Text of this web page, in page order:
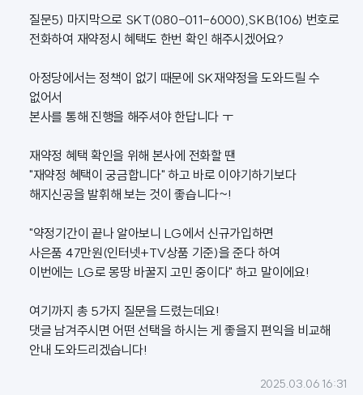
질문5) 마지막으로 SKT(080-011-6000),SKB(106) 번호로
전화하여 재약정시 혜택도 한번 확인 해주시겠어요?
아정당에서는 정책이 없기 때문에 SK재약정을 도와드릴 수
없어서
본사를 통해 진행을 해주셔야 한답니다 ㅜ
재약정 혜택 확인을 위해 본사에 전화할 땐
"재약정 혜택이 궁금합니다" 하고 바로 이야기하기보다
해지신공을 발휘해 보는 것이 좋습니다~!
"약정기간이 끝나 알아보니 LG에서 신규가입하면
사은품 47만원(인터넷+TV상품 기준)을 준다 하여
이번에는 LG로 몽땅 바꿀지 고민 중이다" 하고 말이에요!
여기까지 총 5가지 질문을 드렸는데요!
댓글 남겨주시면 어떤 선택을 하시는 게 좋을지 편익을 비교해
안내 도와드리겠습니다!
2025.03.06 16:31